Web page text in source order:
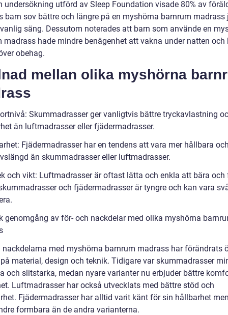
undersökning utförd av Sleep Foundation visade 80% av
barn sov bättre och längre på en myshörna barnrum
säng. Dessutom noterades att barn som använde en
madrass hade mindre benägenhet att vakna under natten och
obehag.
mellan olika myshörna
Skummadrasser ger vanligtvis bättre tryckavlastning
än luftmadrasser eller fjädermadrasser.
Fjädermadrasser har en tendens att vara mer hållbara
än skummadrasser eller luftmadrasser.
och vikt: Luftmadrasser är oftast lätta och enkla att bära och
och fjädermadrasser är tyngre och kan vara
genomgång av för- och nackdelar med olika myshörna
nackdelarna med myshörna barnrum madrass har förändrats
material, design och teknik. Tidigare var skummadrasser
och slitstarka, medan nyare varianter nu erbjuder bättre
Luftmadrasser har också utvecklats med bättre stöd och
Fjädermadrasser har alltid varit känt för sin hållbarhet
formbara än de andra varianterna.